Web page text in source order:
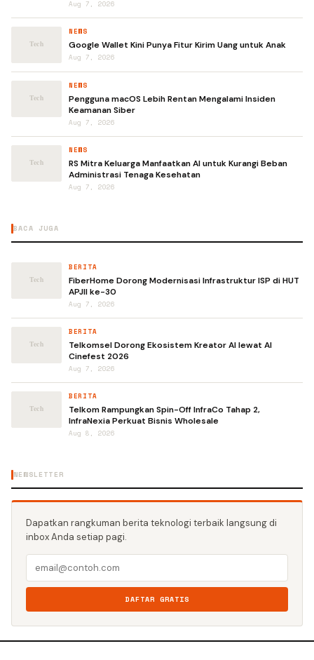
Aug 7, 2026
NEWS
Google Wallet Kini Punya Fitur Kirim Uang untuk Anak
Aug 7, 2026
NEWS
Pengguna macOS Lebih Rentan Mengalami Insiden
Keamanan Siber
Aug 7, 2026
NEWS
RS Mitra Keluarga Manfaatkan AI untuk Kurangi Beban
Administrasi Tenaga Kesehatan
Aug 7, 2026
BACA JUGA
BERITA
FiberHome Dorong Modernisasi Infrastruktur ISP di HUT
APJII ke-30
Aug 7, 2026
BERITA
Telkomsel Dorong Ekosistem Kreator AI lewat AI
Cinefest 2026
Aug 7, 2026
BERITA
Telkom Rampungkan Spin-Off InfraCo Tahap 2,
InfraNexia Perkuat Bisnis Wholesale
Aug 8, 2026
NEWSLETTER
Dapatkan rangkuman berita teknologi terbaik langsung di
inbox Anda setiap pagi.
DAFTAR GRATIS